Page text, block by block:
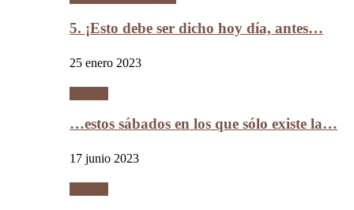
5. ¡Esto debe ser dicho hoy día, antes…
25 enero 2023
…estos sábados en los que sólo existe la…
17 junio 2023